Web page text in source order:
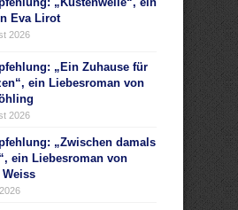
Eva Lirot
2026
„Ein Zuhause für
ein Liebesroman von
2026
„Zwischen damals
ein Liebesroman von